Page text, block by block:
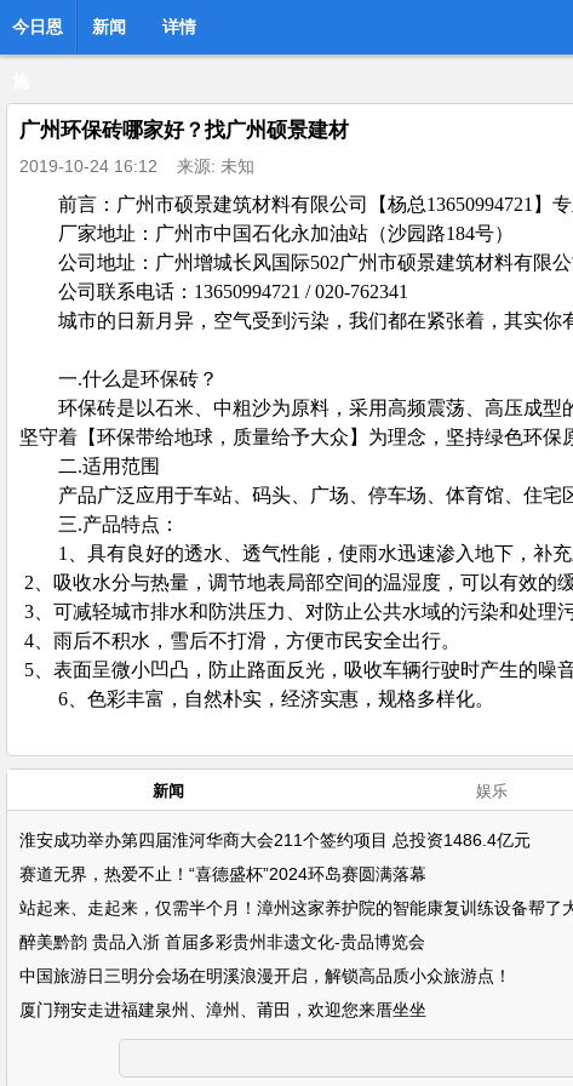
今日恩 新闻 详情
广州环保砖哪家好？找广州硕景建材
2019-10-24 16:12 来源: 未知
前言：广州市硕景建筑材料有限公司【杨总13650994721】
厂家地址：广州市中国石化永加油站（沙园路184号）
公司地址：广州增城长风国际502广州市硕景建筑材料有限公
公司联系电话：13650994721 / 020-762341
城市的日新月异，空气受到污染，我们都在紧张着，其实
一.什么是环保砖？
环保砖是以石米、中粗沙为原料，采用高频震荡、高压成
坚守着【环保带给地球，质量给予大众】为理念，坚持绿色环保
二.适用范围
产品广泛应用于车站、码头、广场、停车场、体育馆、住
三.产品特点：
1、具有良好的透水、透气性能，使雨水迅速渗入地下，补
2、吸收水分与热量，调节地表局部空间的温湿度，可以有效的
3、可减轻城市排水和防洪压力、对防止公共水域的污染和处理
4、雨后不积水，雪后不打滑，方便市民安全出行。
5、表面呈微小凹凸，防止路面反光，吸收车辆行驶时产生的噪
6、色彩丰富，自然朴实，经济实惠，规格多样化。
新闻 娱乐
淮安成功举办第四届淮河华商大会211个签约项目 总投资1486.4亿元
赛道无界，热爱不止！“喜德盛杯”2024环岛赛圆满落幕
站起来、走起来，仅需半个月！漳州这家养护院的智能康复训练设备帮了
醉美黔韵 贵品入浙 首届多彩贵州非遗文化-贵品博览会
中国旅游日三明分会场在明溪浪漫开启，解锁高品质小众旅游点！
厦门翔安走进福建泉州、漳州、莆田，欢迎您来厝坐坐